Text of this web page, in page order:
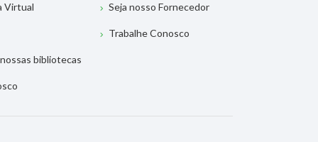
Virtual
bibliotecas
Seja nosso Fornecedor
Trabalhe Conosco